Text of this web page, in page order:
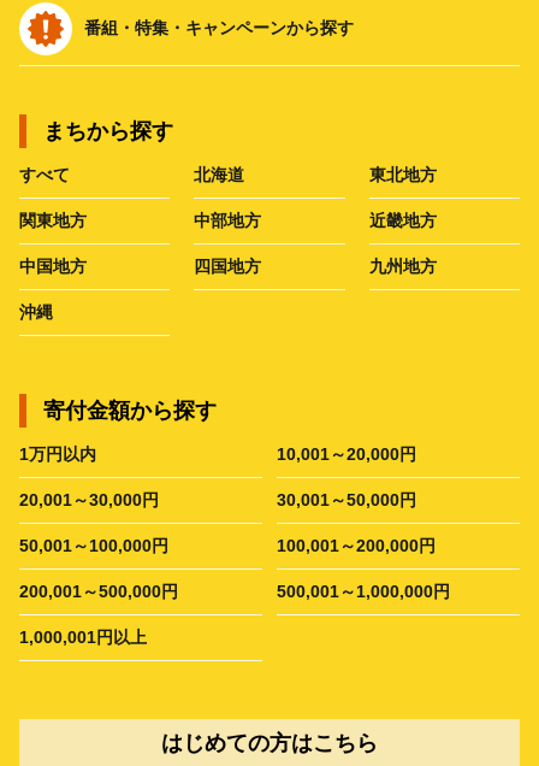
番組・特集・キャンペーンから探す
まちから探す
すべて 北海道 東北地方
関東地方 中部地方 近畿地方
中国地方 四国地方 九州地方
沖縄
寄付金額から探す
1万円以内 10,001～20,000円
20,001～30,000円 30,001～50,000円
50,001～100,000円 100,001～200,000円
200,001～500,000円 500,001～1,000,000円
1,000,001円以上
はじめての方はこちら